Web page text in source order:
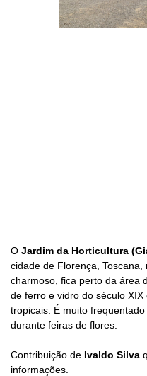
O Jardim da Horticultura
cidade de Florença,
charmoso, fica perto da área
de ferro e vidro do século
tropicais. É muito
durante feiras de flores.
Contribuição de Ivaldo Silva
informações.